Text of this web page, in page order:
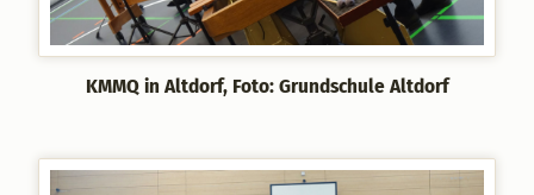
KMMQ in Altdorf, Foto: Grundschule Altdorf